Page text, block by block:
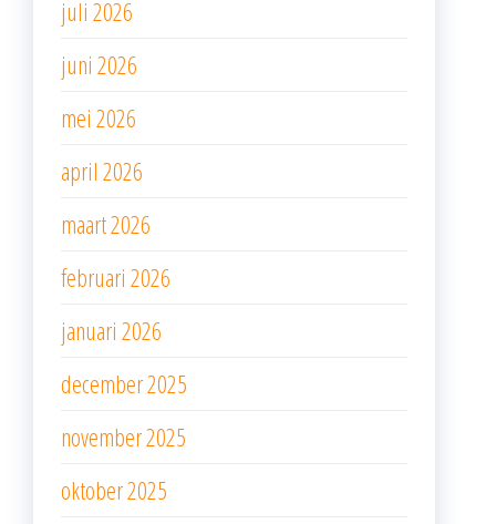
juli 2026
juni 2026
mei 2026
april 2026
maart 2026
februari 2026
januari 2026
december 2025
november 2025
oktober 2025